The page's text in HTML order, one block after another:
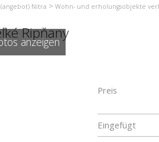
Nitra > Wohn- und erholungsobjekte
Ripňany
anzeigen
Preis
Eingefügt